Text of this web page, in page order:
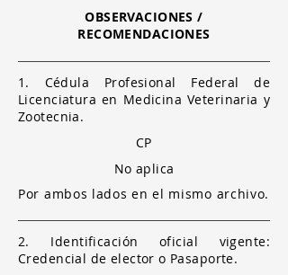
OBSERVACIONES /
RECOMENDACIONES
1. Cédula Profesional Federal de
Licenciatura en Medicina Veterinaria y
Zootecnia.
CP
No aplica
Por ambos lados en el mismo archivo.
2. Identificación oficial vigente:
Credencial de elector o Pasaporte.